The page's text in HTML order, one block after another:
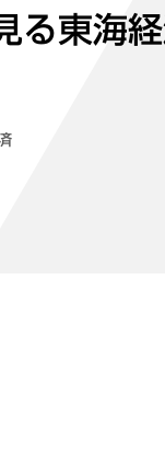
る東海